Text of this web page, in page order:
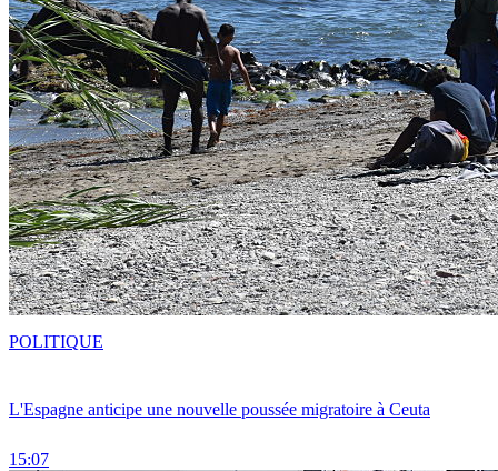
L'Espagne anticipe une nouvelle poussée migratoire à Ceuta
15:07
POLITIQUE